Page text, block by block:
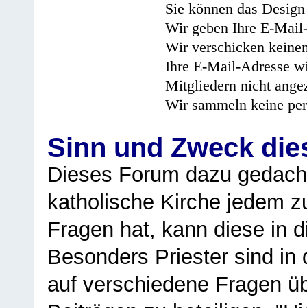
Sie können das
Wir geben Ihre E-
Wir verschicken
Ihre E-Mail-Adresse
Mitgliedern nicht
Wir sammeln keine
Sinn und Zweck
Dieses Forum dazu
katholische Kirche jedem
Fragen hat, kann diese in
Besonders Priester sind in
auf verschiedene Fragen